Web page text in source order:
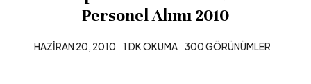
Personel Alımı 2010
HAZIRAN 20, 2010 1 DK OKUMA 300 GÖRÜNÜMLER